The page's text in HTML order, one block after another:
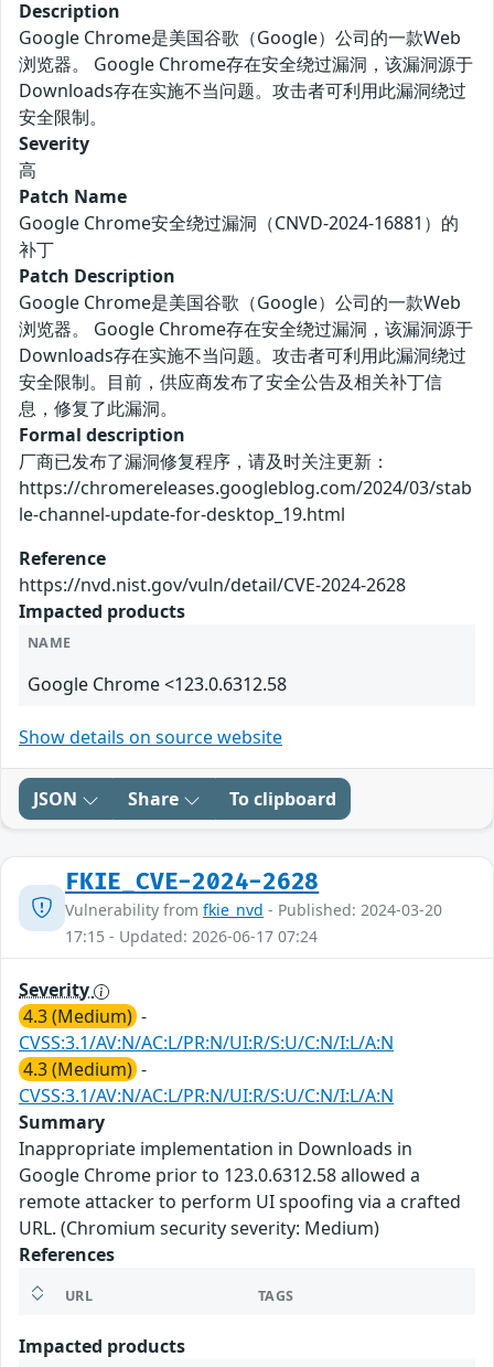
Description
Google Chrome是美国谷歌（Google）公司的一款Web
浏览器。 Google Chrome存在安全绕过漏洞，该漏洞源于
Downloads存在实施不当问题。攻击者可利用此漏洞绕过
安全限制。
Severity
高
Patch Name
Google Chrome安全绕过漏洞（CNVD-2024-16881）的
补丁
Patch Description
Google Chrome是美国谷歌（Google）公司的一款Web
浏览器。 Google Chrome存在安全绕过漏洞，该漏洞源于
Downloads存在实施不当问题。攻击者可利用此漏洞绕过
安全限制。目前，供应商发布了安全公告及相关补丁信
息，修复了此漏洞。
Formal description
厂商已发布了漏洞修复程序，请及时关注更新：
https://chromereleases.googleblog.com/2024/03/stab
le-channel-update-for-desktop_19.html
Reference
https://nvd.nist.gov/vuln/detail/CVE-2024-2628
Impacted products
NAME
Google Chrome <123.0.6312.58
Show details on source website
JSON Share To clipboard
FKIE_CVE-2024-2628
Vulnerability from fkie_nvd - Published: 2024-03-20
17:15 - Updated: 2026-06-17 07:24
Severity
4.3 (Medium) -
CVSS:3.1/AV:N/AC:L/PR:N/UI:R/S:U/C:N/I:L/A:N
4.3 (Medium) -
CVSS:3.1/AV:N/AC:L/PR:N/UI:R/S:U/C:N/I:L/A:N
Summary
Inappropriate implementation in Downloads in
Google Chrome prior to 123.0.6312.58 allowed a
remote attacker to perform UI spoofing via a crafted
URL. (Chromium security severity: Medium)
References
URL TAGS
Impacted products